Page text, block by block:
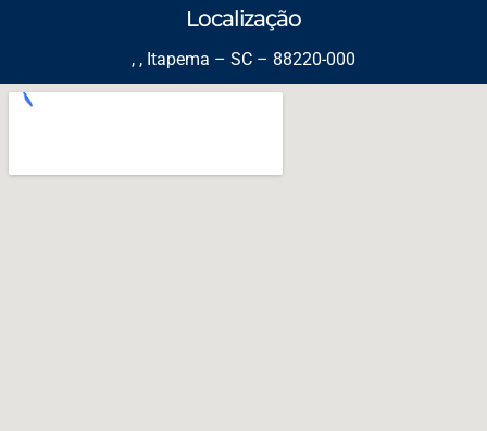
Localização
, , Itapema – SC – 88220-000